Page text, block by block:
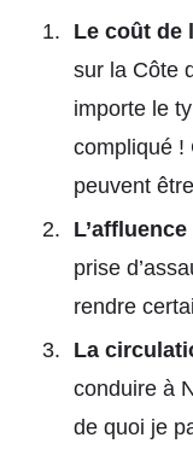
Le coût de
sur la Côte
importe le
compliqué !
peuvent
prise
rendre
La
conduire à
de quoi je